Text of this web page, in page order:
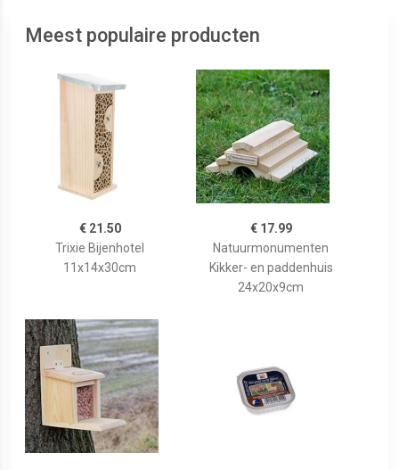
Meest populaire producten
€ 21.50
Trixie Bijenhotel
11x14x30cm
€ 17.99
Natuurmonumenten
Kikker- en paddenhuis
24x20x9cm